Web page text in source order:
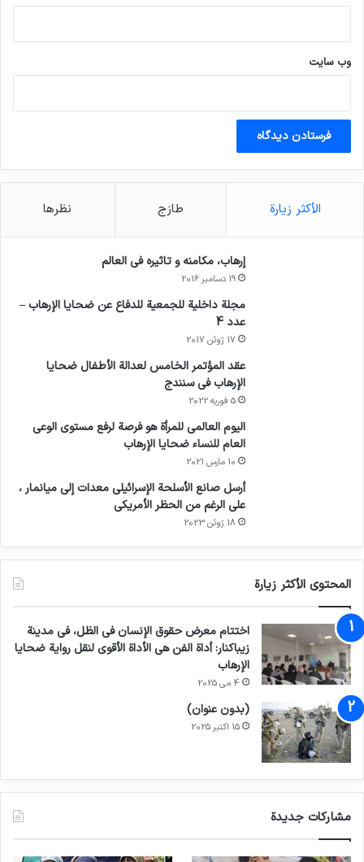
وب‌ سایت
الأكثر زيارة طازج نظرها
إرهاب، مكامنه و تاثيره في العالم
19 دسامبر 2016
مجلة داخلية للجمعية للدفاع عن ضحايا الإرهاب –
عدد 4
17 ژوئن 2017
عقد المؤتمر الخامس لعدالة الأطفال ضحايا
الإرهاب في سنندج
5 فوریه 2022
اليوم العالمي للمرأة هو فرصة لرفع مستوى الوعي
العام للنساء ضحايا الإرهاب
10 مارس 2021
أرسل صانع الأسلحة الإسرائيلي معدات إلى ميانمار ،
على الرغم من الحظر الأمريكي
18 ژوئن 2023
المحتوى الأكثر زيارة
اختتام معرض حقوق الإنسان في الظل، في مدينة
زيباكنار: أداة الفن هي الأداة الأقوى لنقل رواية ضحايا
الإرهاب
4 می 2025
(بدون عنوان)
15 اکتبر 2025
مشاركات جديدة